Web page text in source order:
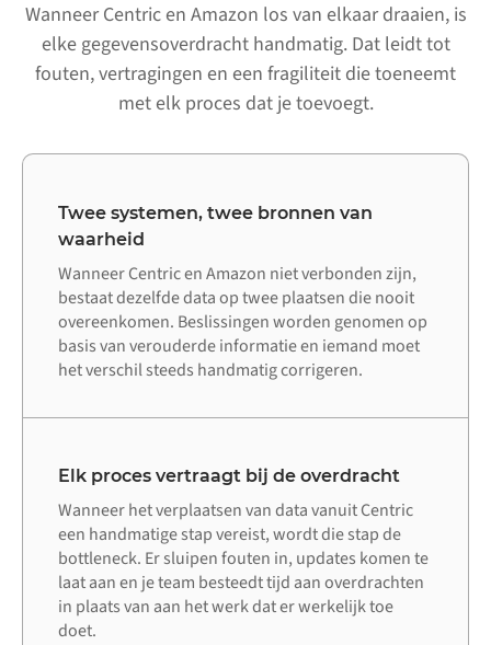
Wanneer Centric en Amazon los van elkaar draaien, is
elke gegevensoverdracht handmatig. Dat leidt tot
fouten, vertragingen en een fragiliteit die toeneemt
met elk proces dat je toevoegt.
Twee systemen, twee bronnen van
waarheid
Wanneer Centric en Amazon niet verbonden zijn,
bestaat dezelfde data op twee plaatsen die nooit
overeenkomen. Beslissingen worden genomen op
basis van verouderde informatie en iemand moet
het verschil steeds handmatig corrigeren.
Elk proces vertraagt bij de overdracht
Wanneer het verplaatsen van data vanuit Centric
een handmatige stap vereist, wordt die stap de
bottleneck. Er sluipen fouten in, updates komen te
laat aan en je team besteedt tijd aan overdrachten
in plaats van aan het werk dat er werkelijk toe
doet.